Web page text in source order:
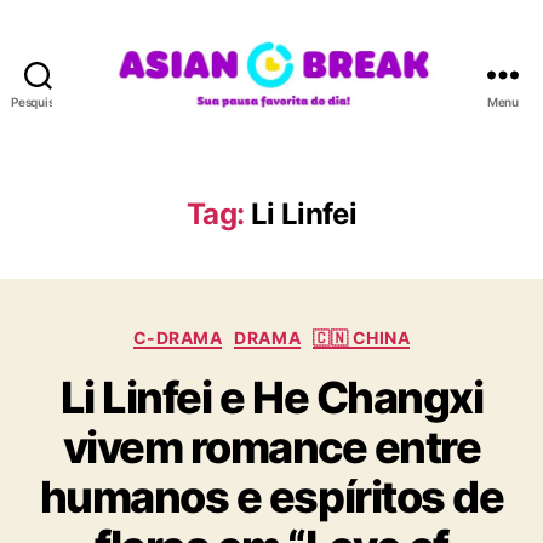
Pesquisar
A
N
R
A
Menu
Tag: Li Linfei
C
t
e
g
o
r
i
C-DRAMA DRAMA 🇨🇳 CHINA
Li Linfei e He Changxi
vivem romance entre
humanos e espíritos de